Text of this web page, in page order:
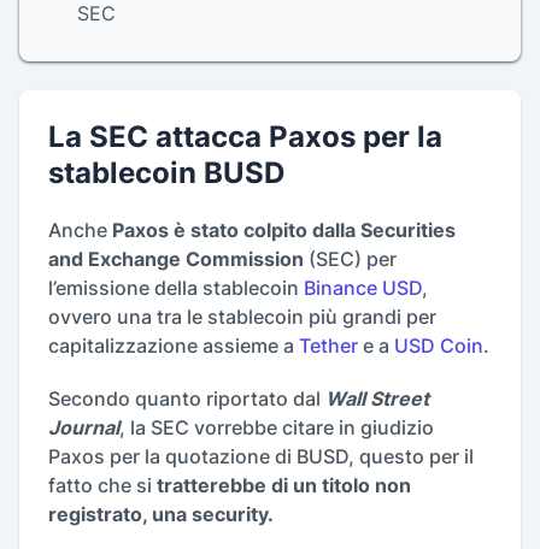
SEC
La SEC attacca Paxos per la
stablecoin BUSD
Anche Paxos è stato colpito dalla Securities
and Exchange Commission (SEC) per
l’emissione della stablecoin Binance USD,
ovvero una tra le stablecoin più grandi per
capitalizzazione assieme a Tether e a USD Coin.
Secondo quanto riportato dal Wall Street
Journal, la SEC vorrebbe citare in giudizio
Paxos per la quotazione di BUSD, questo per il
fatto che si tratterebbe di un titolo non
registrato, una security.